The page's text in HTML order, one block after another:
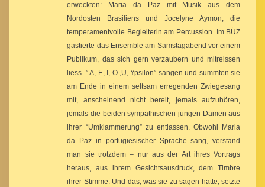
erweckten: Maria da Paz mit Musik aus dem
Nordosten Brasiliens und Jocelyne Aymon, die
temperamentvolle Begleiterin am Percussion. Im BÜZ
gastierte das Ensemble am Samstagabend vor einem
Publikum, das sich gern verzaubern und mitreissen
liess. ” A, E, I, O ,U, Ypsilon” sangen und summten sie
am Ende in einem seltsam erregenden Zwiegesang
mit, anscheinend nicht bereit, jemals aufzuhören,
jemals die beiden sympathischen jungen Damen aus
ihrer “Umklammerung” zu entlassen. Obwohl Maria
da Paz in portugiesischer Sprache sang, verstand
man sie trotzdem – nur aus der Art ihres Vortrags
heraus, aus ihrem Gesichtsausdruck, dem Timbre
ihrer Stimme. Und das, was sie zu sagen hatte, setzte